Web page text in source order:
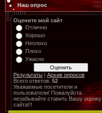
Наш опрос
Оцените мой сайт
Отлично
Хорошо
Неплохо
Плохо
Ужасно
Результаты
Архив опросов
Всего ответов: 52
Уважаемые посетители и
пользователи! Пожалуйста
незабывайте ставить Вашу оценку
сайта!!!